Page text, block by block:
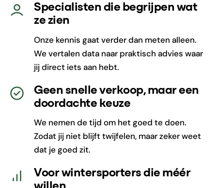
Specialisten die begrijpen wat
ze zien
Onze kennis gaat verder dan meten alleen.
We vertalen data naar praktisch advies waar
jij direct iets aan hebt.
Geen snelle verkoop, maar een
doordachte keuze
We nemen de tijd om het goed te doen.
Zodat jij niet blijft twijfelen, maar zeker weet
dat je goed zit.
Voor wintersporters die méér